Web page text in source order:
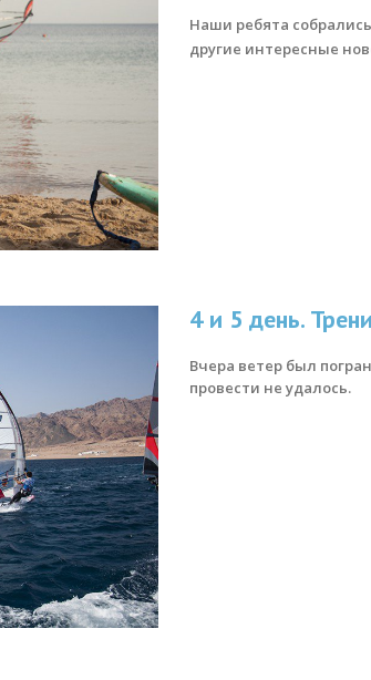
Наши ребята
другие интересные
4 и 5 день.
Вчера ветер был
провести не удалось.